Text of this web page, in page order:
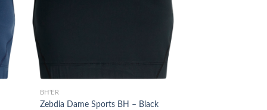
BH'ER
Zebdia Dame Sports BH – Black